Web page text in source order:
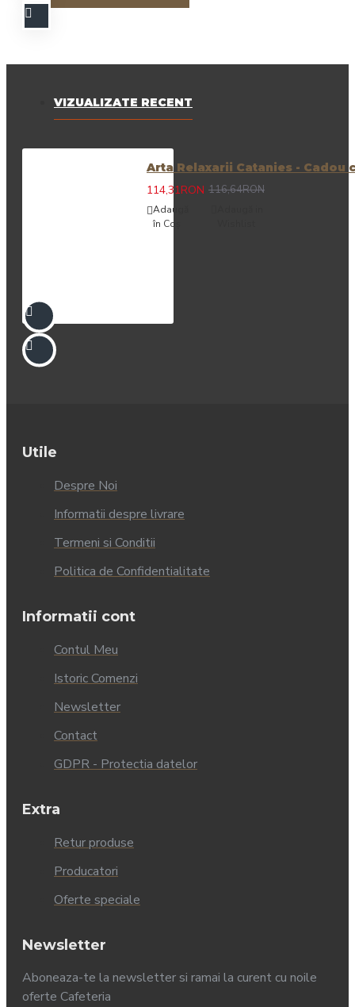
VIZUALIZATE RECENT
Arta Relaxarii Catanies -
114,31RON 116,64RON
Adaugă
în Coş
Utile
Despre Noi
Informatii despre livrare
Termeni si Conditii
Politica de Confidentialitate
Informatii cont
Contul Meu
Istoric Comenzi
Newsletter
Contact
GDPR - Protectia datelor
Extra
Retur produse
Producatori
Oferte speciale
Newsletter
Aboneaza-te la newsletter si ramai la curent cu noile
oferte Cafeteria